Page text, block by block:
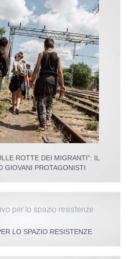
ROTTE DEI MIGRANTI”: IL
GIOVANI PROTAGONISTI
LO SPAZIO RESISTENZE